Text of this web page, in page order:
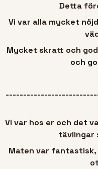
Detta
Vi var alla mycket
Mycket skratt och
och
Vi var hos er och det
tävlingar
Maten var